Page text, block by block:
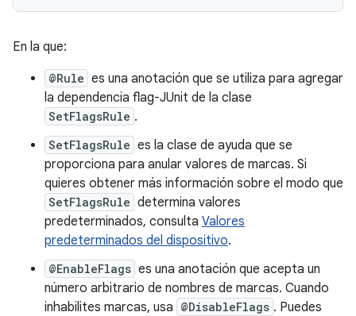
En la que:
@Rule es una anotación que se utiliza para agregar
la dependencia flag-JUnit de la clase
SetFlagsRule .
SetFlagsRule es la clase de ayuda que se
proporciona para anular valores de marcas. Si
quieres obtener más información sobre el modo que
SetFlagsRule determina valores
predeterminados, consulta Valores
predeterminados del dispositivo.
@EnableFlags es una anotación que acepta un
número arbitrario de nombres de marcas. Cuando
inhabilites marcas, usa @DisableFlags . Puedes